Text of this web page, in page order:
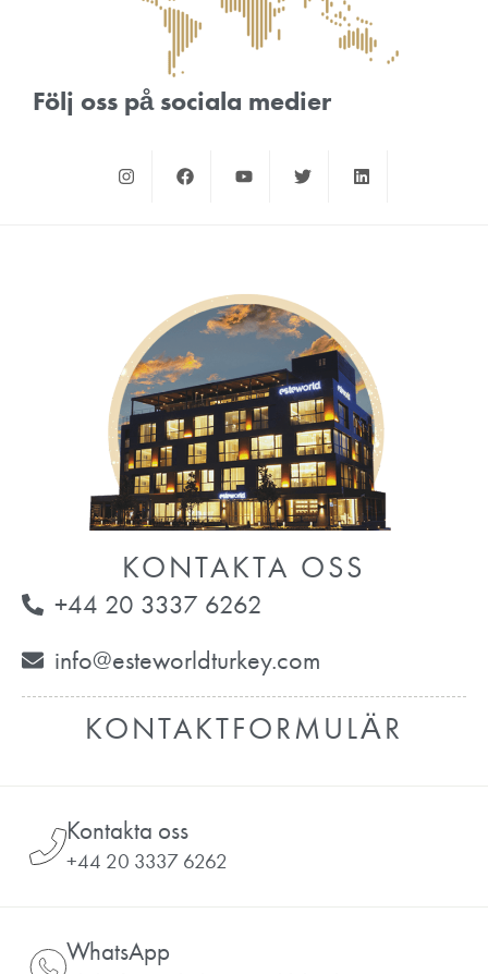
Följ oss på sociala medier
KONTAKTA OSS
+44 20 3337 6262
info@esteworldturkey.com
KONTAKTFORMULÄR
Kontakta oss
+44 20 3337 6262
WhatsApp